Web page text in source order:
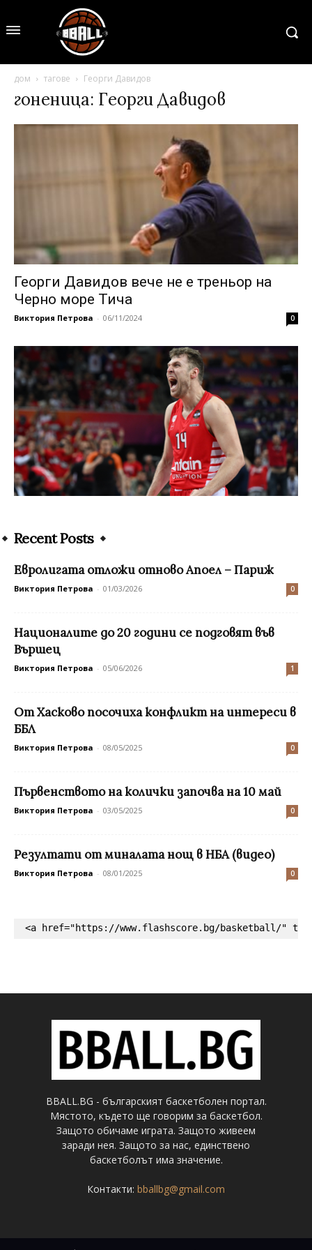
дом тагове Георги Давидов
гоненица: Георги Давидов
Георги Давидов вече не е треньор на
Черно море Тича
Виктория Петрова - 06/11/2024 0
Recent Posts
Евролигата отложи отново Апоел – Париж
Виктория Петрова - 01/03/2026 0
Националите до 20 години се подговят във
Вършец
Виктория Петрова - 05/06/2026 1
От Хасково посочиха конфликт на интереси в
ББЛ
Виктория Петрова - 08/05/2025 0
Първенството на колички започва на 10 май
Виктория Петрова - 03/05/2025 0
Резултати от миналата нощ в НБА (видео)
Виктория Петрова - 08/01/2025 0
<a href="https://www.flashscore.bg/basketball/"
BBALL.BG - българският баскетболен портал.
Мястото, където ще говорим за баскетбол.
Защото обичаме играта. Защото живеем
заради нея. Защото за нас, единствено
баскетболът има значение.
Контакти: bballbg@gmail.com